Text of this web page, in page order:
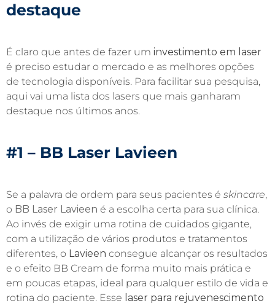
destaque
É claro que antes de fazer um investimento em laser
é preciso estudar o mercado e as melhores opções
de tecnologia disponíveis. Para facilitar sua pesquisa,
aqui vai uma lista dos lasers que mais ganharam
destaque nos últimos anos.
#1 – BB Laser Lavieen
Se a palavra de ordem para seus pacientes é skincare,
o BB Laser Lavieen é a escolha certa para sua clínica.
Ao invés de exigir uma rotina de cuidados gigante,
com a utilização de vários produtos e tratamentos
diferentes, o Lavieen consegue alcançar os resultados
e o efeito BB Cream de forma muito mais prática e
em poucas etapas, ideal para qualquer estilo de vida e
rotina do paciente. Esse laser para rejuvenescimento